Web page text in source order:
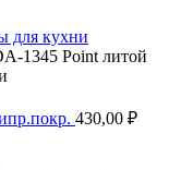
для кухни
1345 Point литой
430,00 ₽